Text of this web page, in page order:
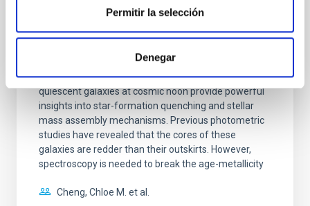
Permitir la selección
Denegar
galaxies at 1.2 ≲ z ≲ 2.2: Age, Fe-, and
Mg-abundance gradients from JWST-
Spatially resolved stellar populations of massive
quiescent galaxies at cosmic noon provide powerful
insights into star-formation quenching and stellar
mass assembly mechanisms. Previous photometric
studies have revealed that the cores of these
galaxies are redder than their outskirts. However,
spectroscopy is needed to break the age-metallicity
Cheng, Chloe M. et al.